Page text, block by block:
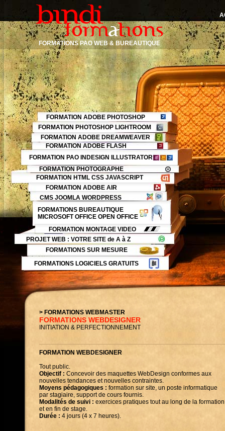
FORMATIONS PAO WEB & BUREAUTIQUE
FORMATION ADOBE PHOTOSHOP
FORMATION PHOTOSHOP LIGHTROOM
FORMATION ADOBE DREAMWEAVER
FORMATION ADOBE FLASH
FORMATION PAO INDESIGN ILLUSTRATOR
FORMATION PHOTOGRAPHE
FORMATION HTML CSS JAVASCRIPT
FORMATION ADOBE AIR
CMS JOOMLA WORDPRESS
FORMATIONS BUREAUTIQUE
MICROSOFT OFFICE OPEN OFFICE
FORMATION MONTAGE VIDEO
PROJET WEB : VOTRE SITE de A à Z
FORMATIONS SUR MESURE
FORMATIONS LOGICIELS GRATUITS
> FORMATIONS WEBMASTER
FORMATIONS WEBDESIGNER
INITIATION & PERFECTIONNEMENT
FORMATION WEBDESIGNER
Tout public.
Objectif : Concevoir des maquettes WebDesign conformes aux
nouvelles tendances et nouvelles contraintes.
Moyens pédagogiques : formation sur site, un poste informatique
par stagiaire, support de cours fournis.
Modalités de suivi : exercices pratiques tout au long de la formation
et en fin de stage.
Durée : 4 jours (4 x 7 heures).